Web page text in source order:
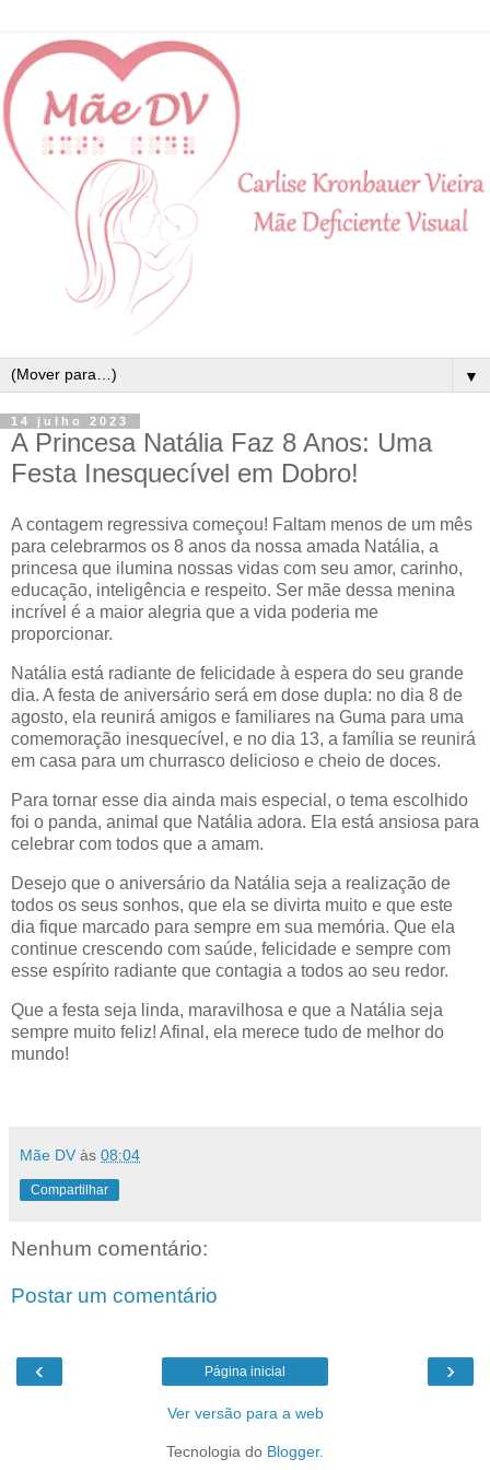
▼
14 julho 2023
A Princesa Natália Faz 8 Anos: Uma
Festa Inesquecível em Dobro!
A contagem regressiva começou! Faltam menos de um mês
para celebrarmos os 8 anos da nossa amada Natália, a
princesa que ilumina nossas vidas com seu amor, carinho,
educação, inteligência e respeito. Ser mãe dessa menina
incrível é a maior alegria que a vida poderia me
proporcionar.
Natália está radiante de felicidade à espera do seu grande
dia. A festa de aniversário será em dose dupla: no dia 8 de
agosto, ela reunirá amigos e familiares na Guma para uma
comemoração inesquecível, e no dia 13, a família se reunirá
em casa para um churrasco delicioso e cheio de doces.
Para tornar esse dia ainda mais especial, o tema escolhido
foi o panda, animal que Natália adora. Ela está ansiosa para
celebrar com todos que a amam.
Desejo que o aniversário da Natália seja a realização de
todos os seus sonhos, que ela se divirta muito e que este
dia fique marcado para sempre em sua memória. Que ela
continue crescendo com saúde, felicidade e sempre com
esse espírito radiante que contagia a todos ao seu redor.
Que a festa seja linda, maravilhosa e que a Natália seja
sempre muito feliz! Afinal, ela merece tudo de melhor do
mundo!
Mãe DV às 08:04
Compartilhar
Nenhum comentário:
Postar um comentário
‹ ›
Página inicial
Ver versão para a web
Tecnologia do Blogger.